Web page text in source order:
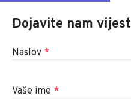
Dojavite nam vijest
Naslov *
Vaše ime *